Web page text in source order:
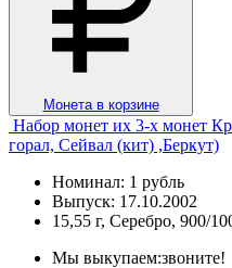
Монета в корзине
Набор монет их 3-х монет
горал, Сейвал (кит) ,Беркут)
Номинал: 1 рубль
Выпуск: 17.10.2002
15,55 г, Серебро, 900/
Мы выкупаем:звоните!